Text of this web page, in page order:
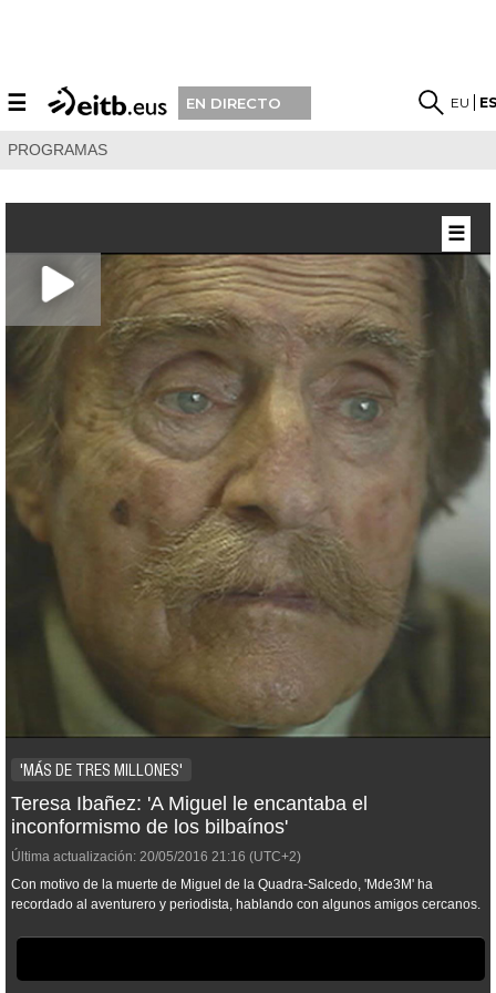
☰ EN DIRECTO EU
PROGRAMAS
'MÁS DE TRES MILLONES'
Teresa Ibañez: 'A Miguel le encantaba el
inconformismo de los bilbaínos'
Última actualización: 20/05/2016 21:16 (UTC+2)
Con motivo de la muerte de Miguel de la Quadra-Salcedo, 'Mde3M' ha
recordado al aventurero y periodista, hablando con algunos amigos cercanos.
☰